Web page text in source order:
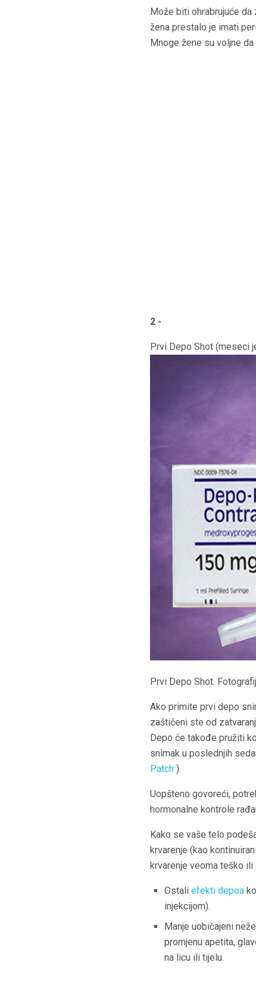
Može biti ohrabrujuće
žena prestalo je imati
Mnoge žene su voljne
2 -
Prvi Depo Shot (meseci
Prvi Depo Shot.
Ako primite prvi depo
zaštićeni ste od
Depo će takođe pružiti
snimak u poslednjih
Patch ).
Uopšteno govoreći,
hormonalne kontrole
Kako se vaše telo
krvarenje (kao
krvarenje veoma teško
Ostali efekti depoa
injekcijom).
Manje uobičajeni
promjenu apetita,
na licu ili tijelu.